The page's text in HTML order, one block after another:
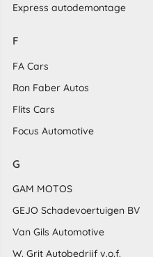
Express autodemontage
F
FA Cars
Ron Faber Autos
Flits Cars
Focus Automotive
G
GAM MOTOS
GEJO Schadevoertuigen BV
Van Gils Automotive
W. Grit Autobedrijf v.o.f.